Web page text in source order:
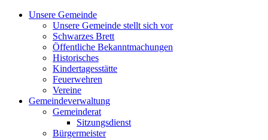
Zum
Unsere Gemeinde
Unsere Gemeinde stellt sich vor
Schwarzes Brett
Öffentliche Bekanntmachungen
Historisches
Kindertagesstätte
Feuerwehren
Vereine
Gemeindeverwaltung
Gemeinderat
Sitzungsdienst
Bürgermeister